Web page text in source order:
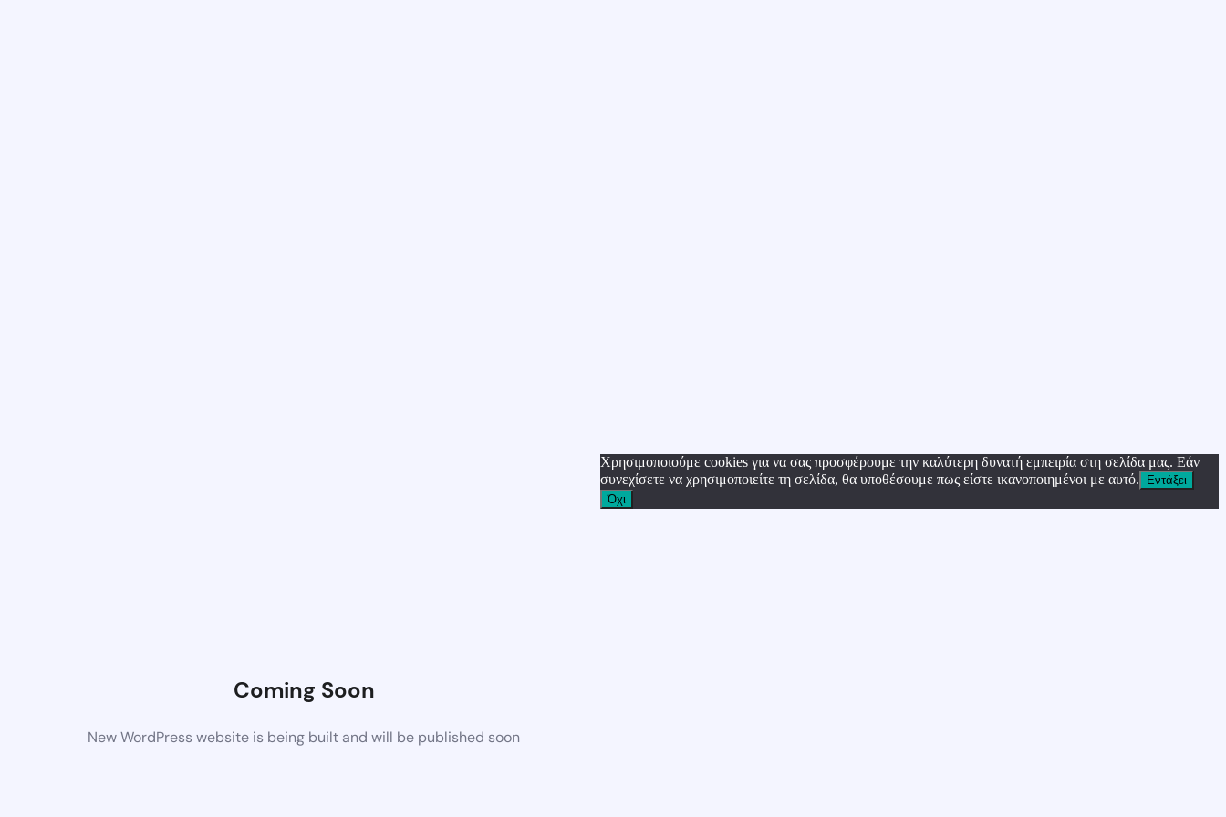
Coming Soon
New WordPress website is being built and will be published soon
Χρησιμοποιούμε cookies για να σας προσφέρουμε την καλύτερη δυνατή εμπειρία στη σελίδα μας. Εάν
συνεχίσετε να χρησιμοποιείτε τη σελίδα, θα υποθέσουμε πως είστε ικανοποιημένοι με αυτό.
Εντάξει
Όχι